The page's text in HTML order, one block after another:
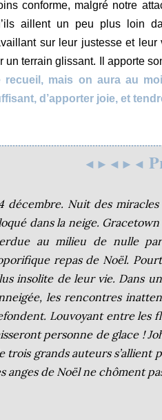
conforme, malgré notre
aillent un peu plus loin
sur leur justesse et
un terrain glissant. Il apporte
recueil, mais on aura au
d’apporter joie, et
◄►◄►◄
décembre. Nuit des
dans la neige.
au milieu de nulle
repas de Noël.
insolite de leur vie. Dans
les rencontres
Louvoyant entre les
personne de glace !
trois grands auteurs s’allient
anges de Noël ne chôment